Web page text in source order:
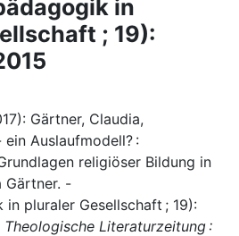
in
; 19):
Gärtner, Claudia,
Auslaufmodell? :
religiöser Bildung in
Gärtner. -
in pluraler Gesellschaft ; 19):
Theologische Literaturzeitung :